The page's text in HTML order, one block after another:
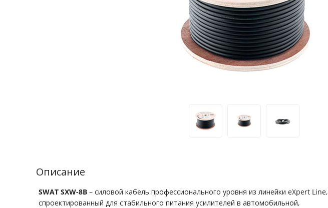
Описание
SWAT SXW-8B – силовой кабель профессионального уровня из линейки eXpert Line,
спроектированный для стабильного питания усилителей в автомобильной,